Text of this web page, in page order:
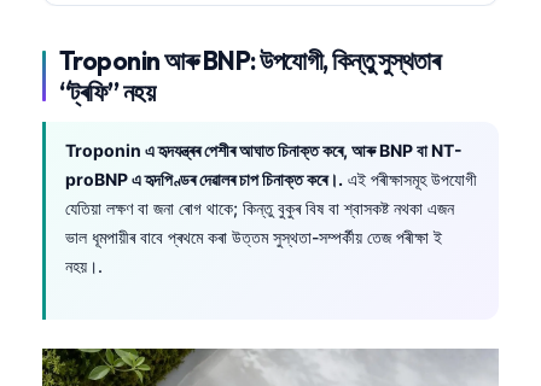
Troponin আৰু BNP: উপযোগী, কিন্তু সুস্থতাৰ
“ট্ৰফি” নহয়
Troponin এ হৃদযন্ত্ৰৰ পেশীৰ আঘাত চিনাক্ত কৰে, আৰু BNP বা NT-
proBNP এ হৃদপিণ্ডৰ দেৱালৰ চাপ চিনাক্ত কৰে।. এই পৰীক্ষাসমূহ উপযোগী
যেতিয়া লক্ষণ বা জনা ৰোগ থাকে; কিন্তু বুকুৰ বিষ বা শ্বাসকষ্ট নথকা এজন
ভাল ধূমপায়ীৰ বাবে প্ৰথমে কৰা উত্তম সুস্থতা-সম্পৰ্কীয় তেজ পৰীক্ষা ই
নহয়।.